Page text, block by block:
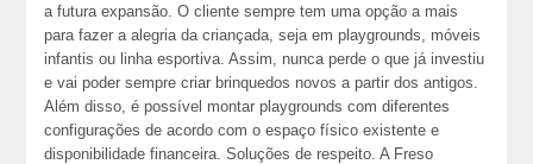
a futura expansão. O cliente sempre tem uma opção a mais
para fazer a alegria da criançada, seja em playgrounds, móveis
infantis ou linha esportiva. Assim, nunca perde o que já investiu
e vai poder sempre criar brinquedos novos a partir dos antigos.
Além disso, é possível montar playgrounds com diferentes
configurações de acordo com o espaço físico existente e
disponibilidade financeira. Soluções de respeito. A Freso